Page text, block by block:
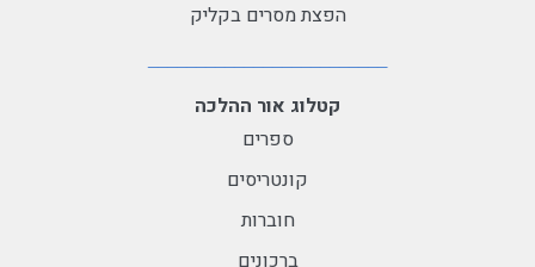
הפצת מסרים בקליק
קטלוג אור ההלכה
ספרים
קונטריסים
חוברות
ברכונים